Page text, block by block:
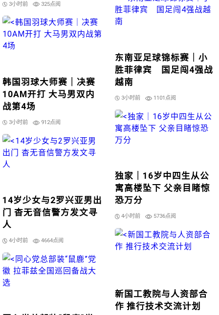
3小时前 325点阅
东南亚足球锦标赛｜小
胜菲律宾 国足闯4强战
越南
3小时前 1101点阅
韩国羽球大师赛｜决赛
10AM开打 大马男双内
战第4场
3小时前 912点阅
独家｜16岁中四生从公
寓高楼坠下 父亲目睹惊
恐万分
4小时前 5736点阅
14岁少女与2罗兴亚男出
门 杳无音信警方发文寻
人
4小时前 4664点阅
新国工教院与人资部合
作 推行技术交流计划